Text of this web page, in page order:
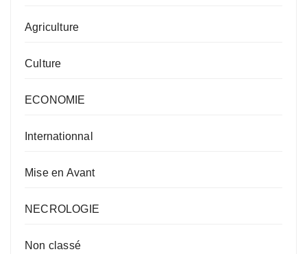
Agriculture
Culture
ECONOMIE
Internationnal
Mise en Avant
NECROLOGIE
Non classé